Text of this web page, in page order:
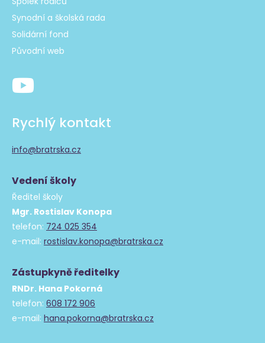
Synodní a školská rada
Solidární fond
Původní web
Rychlý kontakt
info@bratrska.cz
Vedení školy
Ředitel školy
Mgr. Rostislav Konopa
telefon: 724 025 354
e-mail: rostislav.konopa@bratrska.cz
Zástupkyně ředitelky
RNDr. Hana Pokorná
telefon: 608 172 906
e-mail: hana.pokorna@bratrska.cz